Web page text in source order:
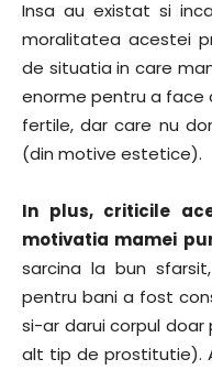
Insa au existat si
moralitatea acestei
de situatia in care
enorme pentru a face
fertile, dar care nu
(din motive estetice).
In plus, criticile
motivatia mamei
sarcina la bun
pentru bani a fost
si-ar darui corpul
alt tip de prostitutie).